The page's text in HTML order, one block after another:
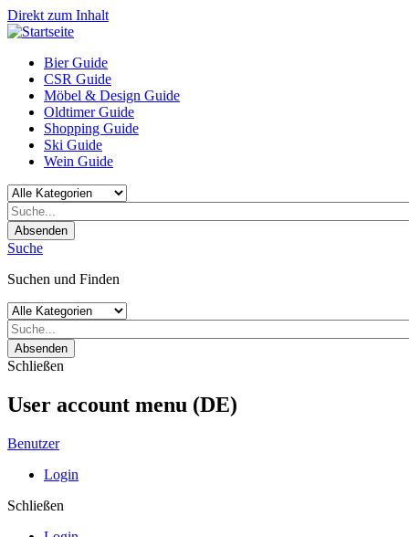
Direkt zum Inhalt
Bier Guide
CSR Guide
Möbel & Design Guide
Oldtimer Guide
Shopping Guide
Ski Guide
Wein Guide
Absenden
Suche
Suchen und Finden
Absenden
Schließen
User account menu (DE)
Benutzer
Login
Schließen